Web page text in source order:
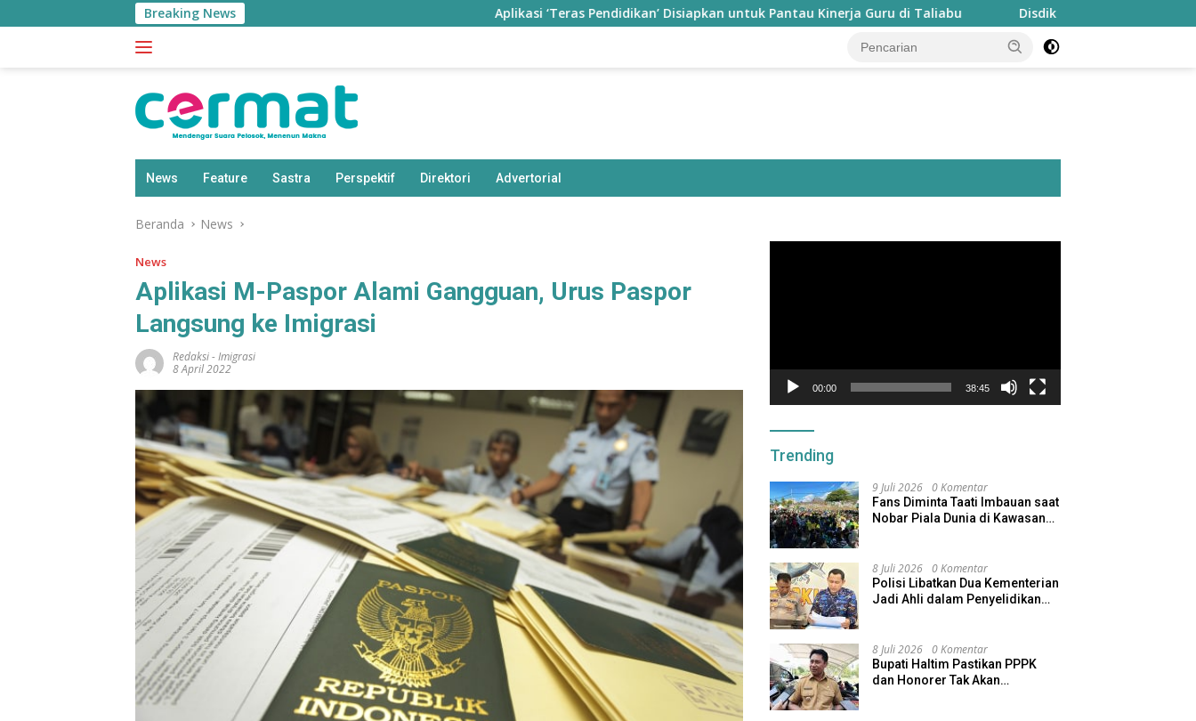
ke
Breaking News Aplikasi ‘Teras Pendidikan’ Disiapkan untuk Pantau Kinerja Guru di Taliabu Disdik Taliabu Gagas Hari Belajar
News Feature Sastra Perspektif Direktori Advertorial
Beranda News
News
Aplikasi M-Paspor Alami Gangguan, Urus Paspor
Langsung ke Imigrasi
Redaksi-Imigrasi
8 April 2022
00:00 38:45
Trending
9 Juli 2026 0 Komentar
Fans Diminta Taati Imbauan saat
Nobar Piala Dunia di Kawasan
8 Juli 2026 0 Komentar
Polisi Libatkan Dua Kementerian
Jadi Ahli dalam Penyelidikan
8 Juli 2026 0 Komentar
Bupati Haltim Pastikan PPPK
dan Honorer Tak Akan